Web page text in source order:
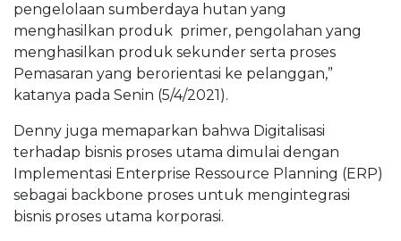
pengelolaan sumberdaya hutan yang
menghasilkan produk primer, pengolahan yang
menghasilkan produk sekunder serta proses
Pemasaran yang berorientasi ke pelanggan,”
katanya pada Senin (5/4/2021).
Denny juga memaparkan bahwa Digitalisasi
terhadap bisnis proses utama dimulai dengan
Implementasi Enterprise Ressource Planning (ERP)
sebagai backbone proses untuk mengintegrasi
bisnis proses utama korporasi.